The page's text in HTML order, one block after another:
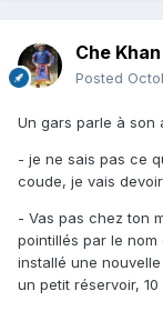
Che Khan
Posted
Un gars parle à son
- je ne sais pas ce
coude, je vais
- Vas pas chez ton
pointillés par le
installé une
un petit réservoir,